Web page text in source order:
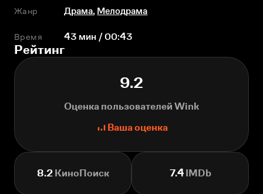
Жанр Драма, Мелодрама
Время 43 мин / 00:43
Рейтинг
9.2
Оценка пользователей Wink
Ваша оценка
8.2КиноПоиск 7.4IMDb